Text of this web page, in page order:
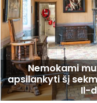
Nemokami
apsilankyti šį
Il-